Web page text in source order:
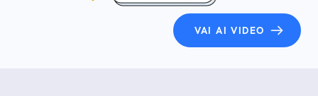
VAI AI VIDEO